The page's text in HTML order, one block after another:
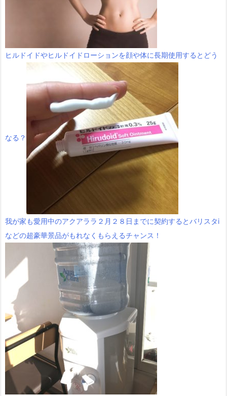
ヒルドイドやヒルドイドローションを顔や体に長期使用するとどう
なる？
我が家も愛用中のアクアララ２月２８日までに契約するとバリスタi
などの超豪華景品がもれなくもらえるチャンス！